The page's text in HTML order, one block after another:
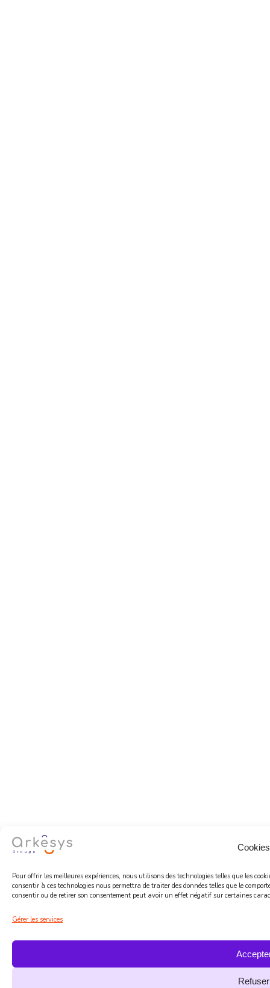
Cookies
Pour offrir les meilleures expériences, nous utilisons des technologies telles que les
consentir à ces technologies nous permettra de traiter des données telles que le
consentir ou de retirer son consentement peut avoir un effet négatif sur certaines
Gérer les services
Refuser